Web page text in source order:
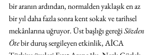
bir aranın ardından, normalden yaklaşık en az
bir yıl daha fazla sonra kent sokak ve tarihsel
mekânlarına uğruyor. Üst başlığı gereği Sözden
Öte bir duruş sergileyen etkinlik, AİCA